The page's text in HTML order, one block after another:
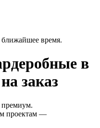
время.
в
заказ
премиум.
проектам —